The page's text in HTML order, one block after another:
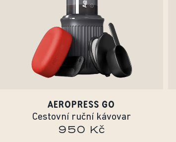
AEROPRESS GO
Cestovní ruční kávovar
950 Kč